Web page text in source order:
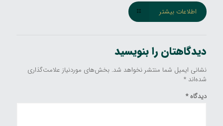
اطلاعات بیشتر
دیدگاهتان را بنویسید
نشانی ایمیل شما منتشر نخواهد شد. بخش‌های موردنیاز علامت‌گذاری
شده‌اند *
دیدگاه*